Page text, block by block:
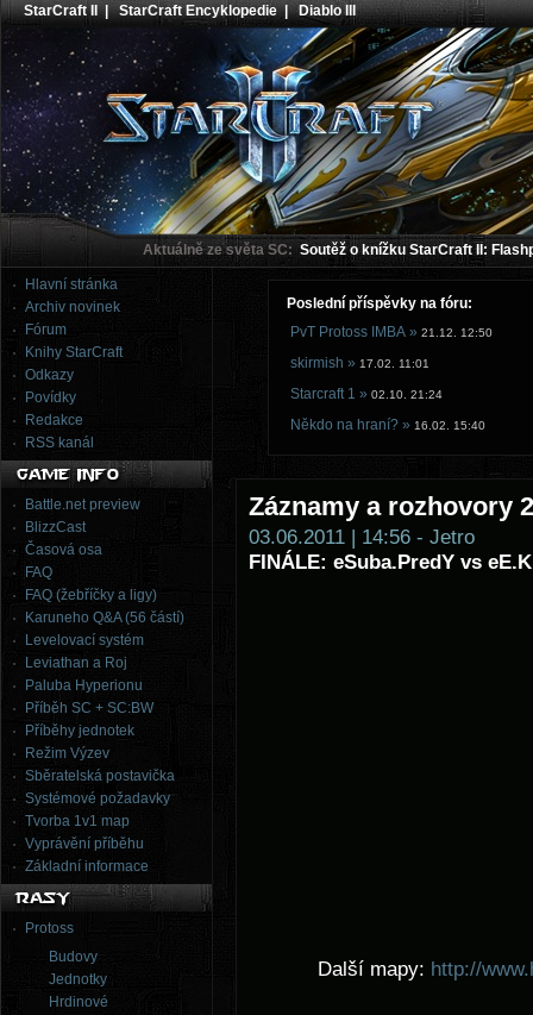
StarCraft II |StarCraft Encyklopedie|Diablo III
Aktuálně ze světa SC: Soutěž o knížku StarCraft II:
Hlavní stránka
Archiv novinek
Fórum
Knihy StarCraft
Odkazy
Povídky
Redakce
RSS kanál
Battle.net preview
BlizzCast
Časová osa
FAQ
FAQ (žebříčky a ligy)
Karuneho Q&A (56 částí)
Levelovací systém
Leviathan a Roj
Paluba Hyperionu
Příběh SC + SC:BW
Příběhy jednotek
Režim Výzev
Sběratelská postavička
Systémové požadavky
Tvorba 1v1 map
Vyprávění příběhu
Základní informace
Protoss
Budovy
Jednotky
Hrdinové
Poslední příspěvky na fóru:
PvT Protoss IMBA » 21.12. 12:50
skirmish » 17.02. 11:01
Starcraft 1 » 02.10. 21:24
Někdo na hraní? » 16.02. 15:40
Záznamy a rozhovory
03.06.2011 | 14:56 - Jetro
FINÁLE: eSuba.PredY vs
Další mapy: http://